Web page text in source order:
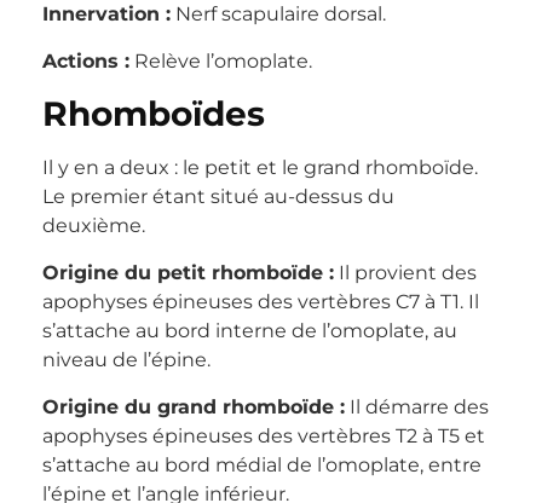
Innervation : Nerf scapulaire dorsal.
Actions : Relève l’omoplate.
Rhomboïdes
Il y en a deux : le petit et le grand rhomboïde.
Le premier étant situé au-dessus du
deuxième.
Origine du petit rhomboïde : Il provient des
apophyses épineuses des vertèbres C7 à T1. Il
s’attache au bord interne de l’omoplate, au
niveau de l’épine.
Origine du grand rhomboïde : Il démarre des
apophyses épineuses des vertèbres T2 à T5 et
s’attache au bord médial de l’omoplate, entre
l’épine et l’angle inférieur.